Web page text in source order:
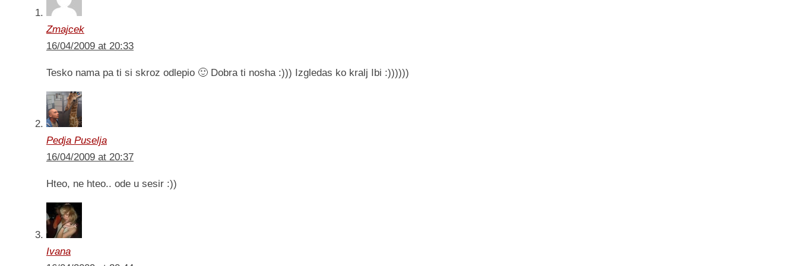
Zmajcek
16/04/2009 at 20:33
Tesko nama pa ti si skroz odlepio 🙂 Dobra ti nosha :))) Izgledas ko kralj Ibi :))))))
Pedja Puselja
16/04/2009 at 20:37
Hteo, ne hteo.. ode u sesir :))
Ivana